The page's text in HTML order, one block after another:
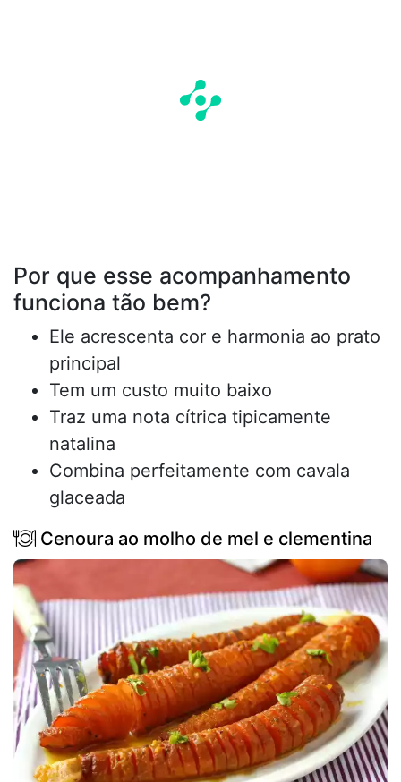
Por que esse acompanhamento
funciona tão bem?
Ele acrescenta cor e harmonia ao prato
principal
Tem um custo muito baixo
Traz uma nota cítrica tipicamente
natalina
Combina perfeitamente com cavala
glaceada
Cenoura ao molho de mel e clementina